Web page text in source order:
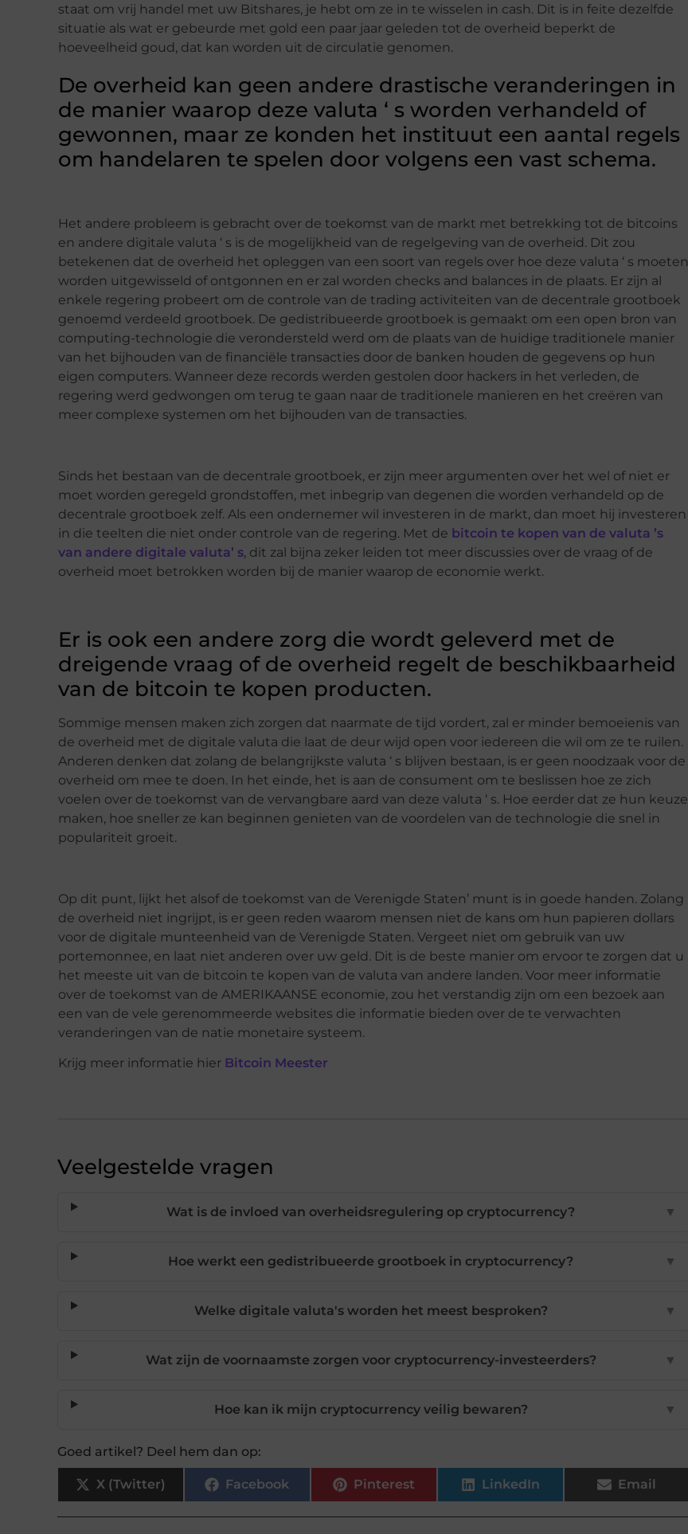
staat om vrij handel met uw Bitshares, je hebt om ze in te wisselen in cash. Dit is in feite dezelfde
situatie als wat er gebeurde met gold een paar jaar geleden tot de overheid beperkt de
hoeveelheid goud, dat kan worden uit de circulatie genomen.
De overheid kan geen andere drastische veranderingen in
de manier waarop deze valuta ‘ s worden verhandeld of
gewonnen, maar ze konden het instituut een aantal regels
om handelaren te spelen door volgens een vast schema.
Het andere probleem is gebracht over de toekomst van de markt met betrekking tot de bitcoins
en andere digitale valuta ‘ s is de mogelijkheid van de regelgeving van de overheid. Dit zou
betekenen dat de overheid het opleggen van een soort van regels over hoe deze valuta ‘ s moeten
worden uitgewisseld of ontgonnen en er zal worden checks and balances in de plaats. Er zijn al
enkele regering probeert om de controle van de trading activiteiten van de decentrale grootboek
genoemd verdeeld grootboek. De gedistribueerde grootboek is gemaakt om een open bron van
computing-technologie die verondersteld werd om de plaats van de huidige traditionele manier
van het bijhouden van de financiële transacties door de banken houden de gegevens op hun
eigen computers. Wanneer deze records werden gestolen door hackers in het verleden, de
regering werd gedwongen om terug te gaan naar de traditionele manieren en het creëren van
meer complexe systemen om het bijhouden van de transacties.
Sinds het bestaan van de decentrale grootboek, er zijn meer argumenten over het wel of niet er
moet worden geregeld grondstoffen, met inbegrip van degenen die worden verhandeld op de
decentrale grootboek zelf. Als een ondernemer wil investeren in de markt, dan moet hij investeren
in die teelten die niet onder controle van de regering. Met de bitcoin te kopen van de valuta ’s
van andere digitale valuta’ s, dit zal bijna zeker leiden tot meer discussies over de vraag of de
overheid moet betrokken worden bij de manier waarop de economie werkt.
Er is ook een andere zorg die wordt geleverd met de
dreigende vraag of de overheid regelt de beschikbaarheid
van de bitcoin te kopen producten.
Sommige mensen maken zich zorgen dat naarmate de tijd vordert, zal er minder bemoeienis van
de overheid met de digitale valuta die laat de deur wijd open voor iedereen die wil om ze te ruilen.
Anderen denken dat zolang de belangrijkste valuta ‘ s blijven bestaan, is er geen noodzaak voor de
overheid om mee te doen. In het einde, het is aan de consument om te beslissen hoe ze zich
voelen over de toekomst van de vervangbare aard van deze valuta ‘ s. Hoe eerder dat ze hun keuze
maken, hoe sneller ze kan beginnen genieten van de voordelen van de technologie die snel in
populariteit groeit.
Op dit punt, lijkt het alsof de toekomst van de Verenigde Staten’ munt is in goede handen. Zolang
de overheid niet ingrijpt, is er geen reden waarom mensen niet de kans om hun papieren dollars
voor de digitale munteenheid van de Verenigde Staten. Vergeet niet om gebruik van uw
portemonnee, en laat niet anderen over uw geld. Dit is de beste manier om ervoor te zorgen dat u
het meeste uit van de bitcoin te kopen van de valuta van andere landen. Voor meer informatie
over de toekomst van de AMERIKAANSE economie, zou het verstandig zijn om een bezoek aan
een van de vele gerenommeerde websites die informatie bieden over de te verwachten
veranderingen van de natie monetaire systeem.
Krijg meer informatie hier Bitcoin Meester
Veelgestelde vragen
Wat is de invloed van overheidsregulering op cryptocurrency? ▼
Hoe werkt een gedistribueerde grootboek in cryptocurrency? ▼
Welke digitale valuta's worden het meest besproken? ▼
Wat zijn de voornaamste zorgen voor cryptocurrency-investeerders? ▼
Hoe kan ik mijn cryptocurrency veilig bewaren? ▼
Goed artikel? Deel hem dan op:
X (Twitter) Facebook Pinterest LinkedIn Email